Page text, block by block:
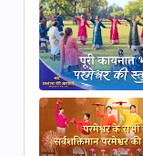
13:24